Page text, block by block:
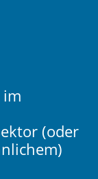
im
(oder